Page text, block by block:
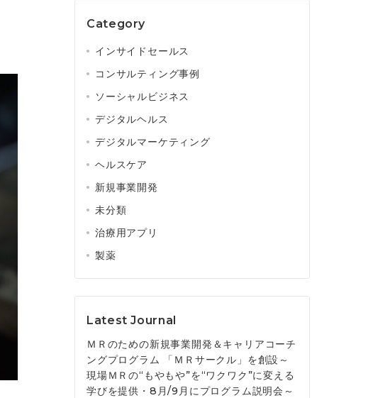
Category
インサイドセールス
コンサルティング事例
ソーシャルビジネス
デジタルヘルス
デジタルマーケティング
ヘルスケア
新規事業開発
未分類
治療用アプリ
製薬
Latest Journal
ＭＲのための新規事業開発＆キャリアコーチ
ングプログラム 「ＭＲサークル」を創設～
現場ＭＲの“もやもや”を“ワクワク”に変える
学びを提供・8月/9月にプログラム説明会～